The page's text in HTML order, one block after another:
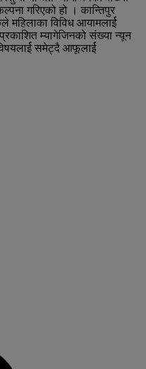
गरिएको हो । कान्तिपुर
विविध आयामलार्ई
म्यागेजिनको संख्या न्यून
समेट्दै आफूलार्ई